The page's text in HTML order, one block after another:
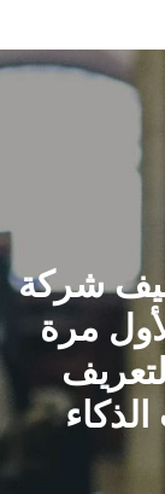
الشئون الأكاديمية
البحث العلمي
الرعاية الصحية
المراكز والوحدات
شركة
مرة